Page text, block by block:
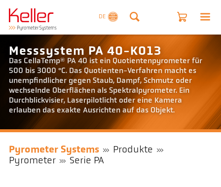
DE
Messsystem PA 40-K013
Das CellaTemp® PA 40 ist ein Quotientenpyrometer für
500 bis 3000 °C. Das Quotienten-Verfahren macht es
unempfindlicher gegen Staub, Dampf, Schmutz oder
wechselnde Oberflächen als Spektralpyrometer. Ein
Durchblickvisier, Laserpilotlicht oder eine Kamera
erlauben das exakte Ausrichten auf das Objekt.
Pyrometer Systems
Produkte
Pyrometer
Serie PA